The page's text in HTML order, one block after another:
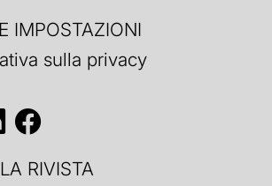
IMPOSTAZIONI
sulla privacy
RIVISTA